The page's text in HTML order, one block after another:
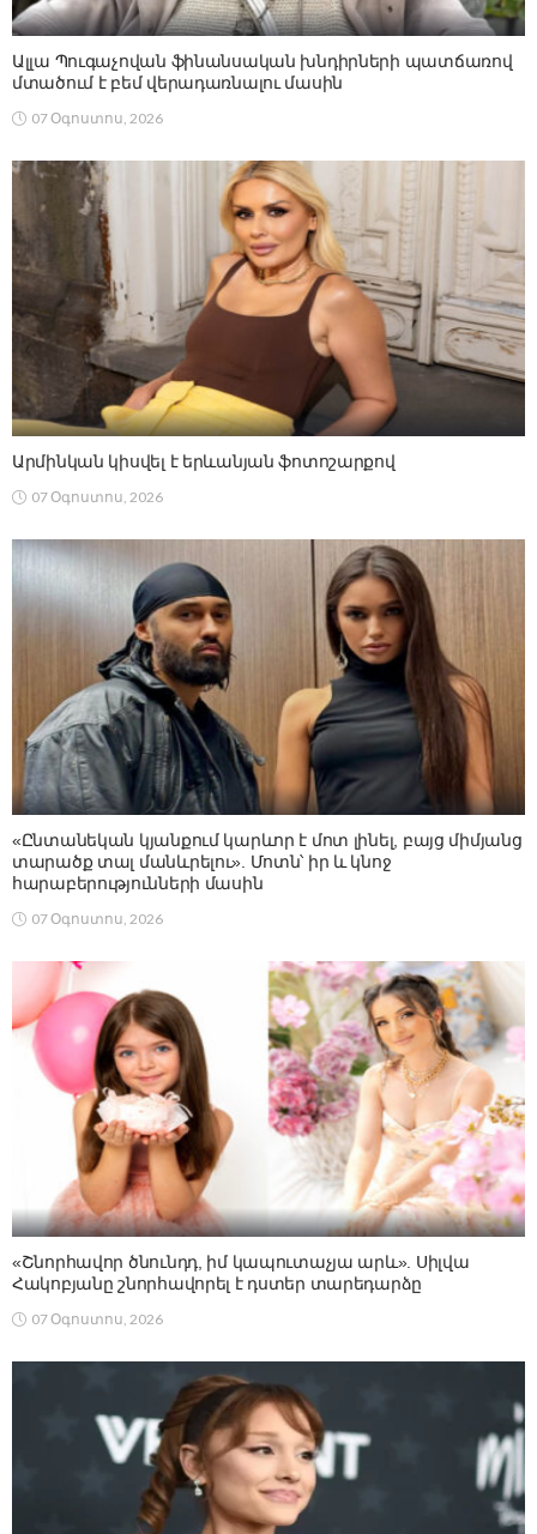
Ալլա Պուգաչովան ֆինանսական խնդիրների պատճառով
մտածում է բեմ վերադառնալու մասին
07 Օգոստոս, 2026
Արմինկան կիսվել է երևանյան ֆոտոշարքով
07 Օգոստոս, 2026
«Ընտանեկան կյանքում կարևոր է մոտ լինել, բայց միմյանց
տարածք տալ մանևրելու». Մոտն՝ իր և կնոջ
հարաբերությունների մասին
07 Օգոստոս, 2026
«Շնորհավոր ծնունդդ, իմ կապուտաչյա արև». Սիլվա
Հակոբյանը շնորհավորել է դստեր տարեդարձը
07 Օգոստոս, 2026